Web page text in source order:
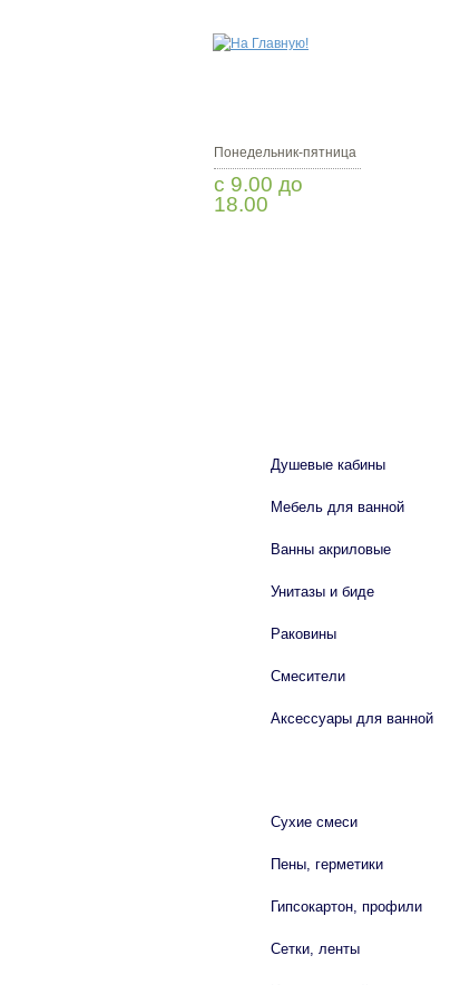
Понедельник-пятница
с 9.00 до
18.00
Душевые кабины
Мебель для ванной
Ванны акриловые
Унитазы и биде
Раковины
Смесители
Аксессуары для ванной
Сухие смеси
Пены, герметики
Гипсокартон, профили
Сетки, ленты